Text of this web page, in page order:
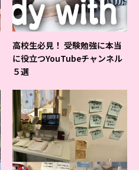
高校生必見！ 受験勉強に本当
に役立つYouTubeチャンネル
５選